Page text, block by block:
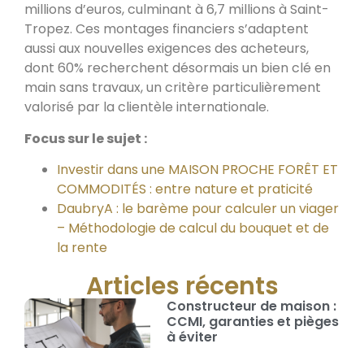
millions d’euros, culminant à 6,7 millions à Saint-
Tropez. Ces montages financiers s’adaptent
aussi aux nouvelles exigences des acheteurs,
dont 60% recherchent désormais un bien clé en
main sans travaux, un critère particulièrement
valorisé par la clientèle internationale.
Focus sur le sujet :
Investir dans une MAISON PROCHE FORÊT ET
COMMODITÉS : entre nature et praticité
DaubryA : le barème pour calculer un viager
– Méthodologie de calcul du bouquet et de
la rente
Articles récents
Constructeur de maison :
CCMI, garanties et pièges
à éviter